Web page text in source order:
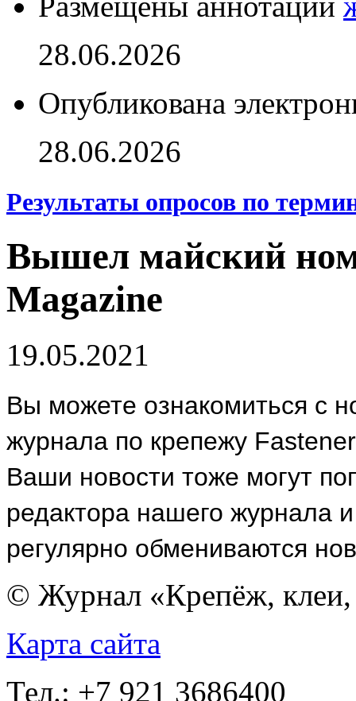
28.06.2026
Опубликована
28.06.2026
Результаты опросов по
Вышел майский
Magazine
19.05.2021
Вы можете ознакомиться с
журнала по крепежу
Ваши новости тоже могут
редактора нашего журнала
регулярно обмениваются
© Журнал «Крепёж, клеи,
Карта сайта
Тел.: +7 921 3686400